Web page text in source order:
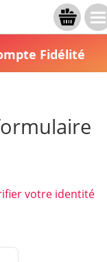
Fidélité
votre identité